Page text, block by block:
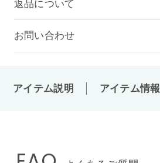
返品について
お問い合わせ
アイテム説明 アイテム情報